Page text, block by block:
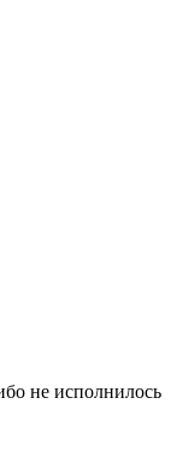
не исполнилось